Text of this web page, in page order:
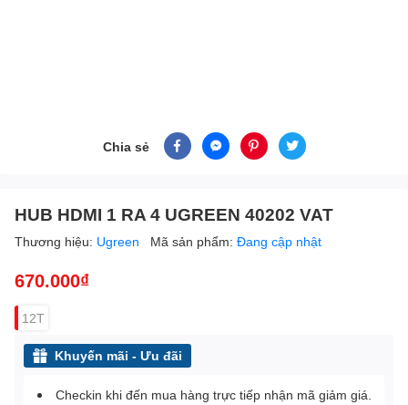
Chia sẻ
HUB HDMI 1 RA 4 UGREEN 40202 VAT
Thương hiệu: Ugreen Mã sản phẩm: Đang cập nhật
670.000₫
12T
Khuyến mãi - Ưu đãi
Checkin khi đến mua hàng trực tiếp nhận mã giảm giá.